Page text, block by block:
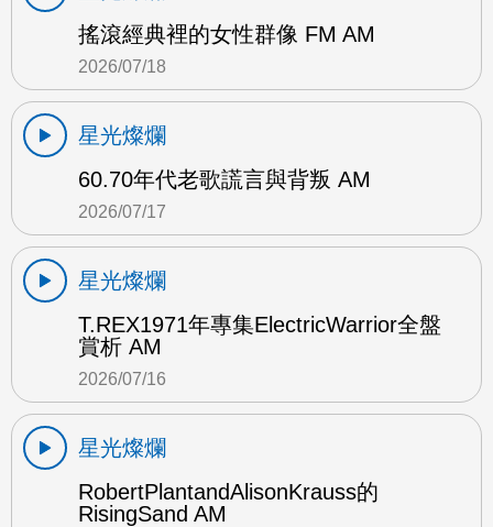
搖滾經典裡的女性群像 FM AM
2026/07/18
星光燦爛
60.70年代老歌謊言與背叛 AM
2026/07/17
星光燦爛
T.REX1971年專集ElectricWarrior全盤
賞析 AM
2026/07/16
星光燦爛
RobertPlantandAlisonKrauss的
RisingSand AM